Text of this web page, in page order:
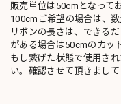
販売単位は50cmとなって
100cmご希望の場合は、
リボンの長さは、できる
がある場合は50cmのカッ
もし繋げた状態で使用さ
い。確認させて頂きまして